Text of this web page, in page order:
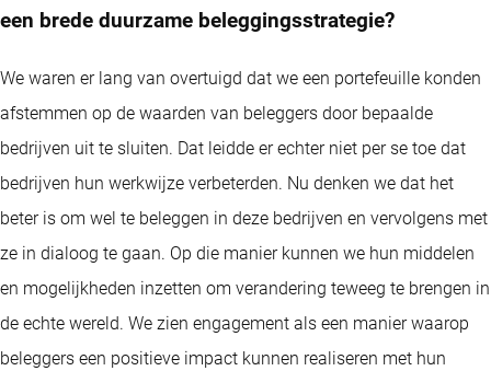
een brede duurzame beleggingsstrategie?
We waren er lang van overtuigd dat we een portefeuille konden
afstemmen op de waarden van beleggers door bepaalde
bedrijven uit te sluiten. Dat leidde er echter niet per se toe dat
bedrijven hun werkwijze verbeterden. Nu denken we dat het
beter is om wel te beleggen in deze bedrijven en vervolgens met
ze in dialoog te gaan. Op die manier kunnen we hun middelen
en mogelijkheden inzetten om verandering teweeg te brengen in
de echte wereld. We zien engagement als een manier waarop
beleggers een positieve impact kunnen realiseren met hun